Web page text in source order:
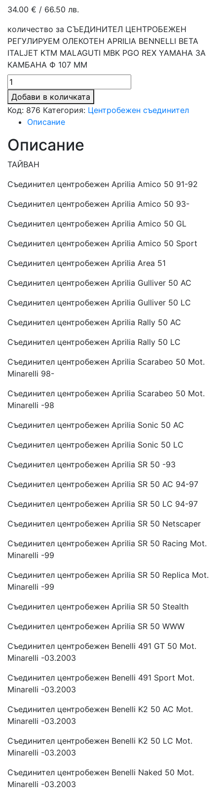
34.00 € / 66.50 лв.
количество за СЪЕДИНИТЕЛ ЦЕНТРОБЕЖЕН
РЕГУЛИРУЕМ ОЛЕКОТЕН APRILIA BENNELLI BETA
ITALJET KTM MALAGUTI MBK PGO REX YAMAHA ЗА
КАМБАНА Ф 107 ММ
Добави в количката
Код: 876 Категория: Центробежен съединител
Описание
Описание
ТАЙВАН
Съединител центробежен Aprilia Amico 50 91-92
Съединител центробежен Aprilia Amico 50 93-
Съединител центробежен Aprilia Amico 50 GL
Съединител центробежен Aprilia Amico 50 Sport
Съединител центробежен Aprilia Area 51
Съединител центробежен Aprilia Gulliver 50 AC
Съединител центробежен Aprilia Gulliver 50 LC
Съединител центробежен Aprilia Rally 50 AC
Съединител центробежен Aprilia Rally 50 LC
Съединител центробежен Aprilia Scarabeo 50 Mot.
Minarelli 98-
Съединител центробежен Aprilia Scarabeo 50 Mot.
Minarelli -98
Съединител центробежен Aprilia Sonic 50 AC
Съединител центробежен Aprilia Sonic 50 LC
Съединител центробежен Aprilia SR 50 -93
Съединител центробежен Aprilia SR 50 AC 94-97
Съединител центробежен Aprilia SR 50 LC 94-97
Съединител центробежен Aprilia SR 50 Netscaper
Съединител центробежен Aprilia SR 50 Racing Mot.
Minarelli -99
Съединител центробежен Aprilia SR 50 Replica Mot.
Minarelli -99
Съединител центробежен Aprilia SR 50 Stealth
Съединител центробежен Aprilia SR 50 WWW
Съединител центробежен Benelli 491 GT 50 Mot.
Minarelli -03.2003
Съединител центробежен Benelli 491 Sport Mot.
Minarelli -03.2003
Съединител центробежен Benelli K2 50 AC Mot.
Minarelli -03.2003
Съединител центробежен Benelli K2 50 LC Mot.
Minarelli -03.2003
Съединител центробежен Benelli Naked 50 Mot.
Minarelli -03.2003